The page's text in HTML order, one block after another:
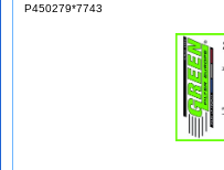
P450279*7743